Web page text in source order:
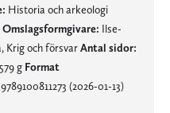
Historia och arkeologi
Omslagsformgivare: Ilse-
Krig och försvarAntal sidor:
579 g Format
(2026-01-13)